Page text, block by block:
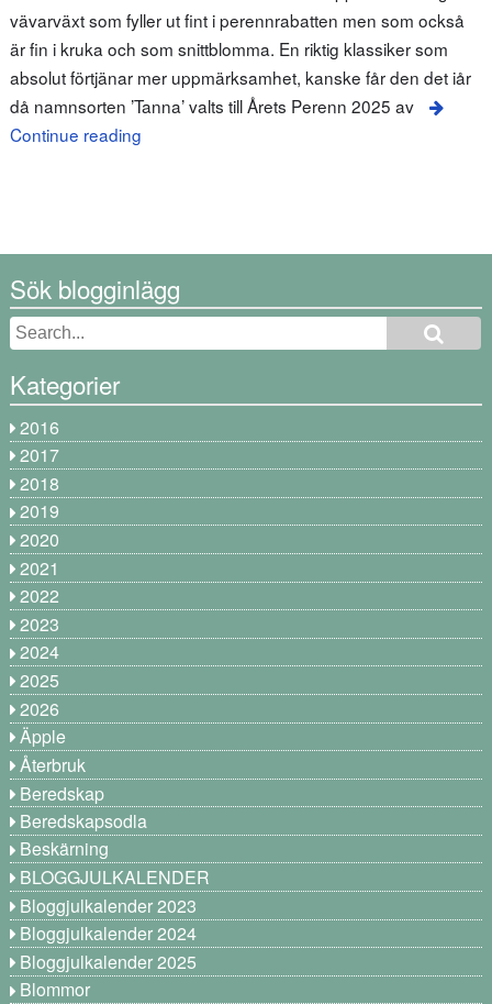
vävarväxt som fyller ut fint i perennrabatten men som också
är fin i kruka och som snittblomma. En riktig klassiker som
absolut förtjänar mer uppmärksamhet, kanske får den det iår
då namnsorten ’Tanna’ valts till Årets Perenn 2025 av
Continue reading
Sök blogginlägg
Kategorier
2016
2017
2018
2019
2020
2021
2022
2023
2024
2025
2026
Äpple
Återbruk
Beredskap
Beredskapsodla
Beskärning
BLOGGJULKALENDER
Bloggjulkalender 2023
Bloggjulkalender 2024
Bloggjulkalender 2025
Blommor